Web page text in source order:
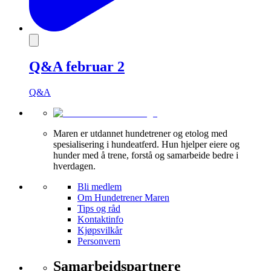
Q&A februar 2
Q&A
Maren er utdannet hundetrener og etolog med
spesialisering i hundeatferd. Hun hjelper eiere og
hunder med å trene, forstå og samarbeide bedre i
hverdagen.
Bli medlem
Om Hundetrener Maren
Tips og råd
Kontaktinfo
Kjøpsvilkår
Personvern
Samarbeidspartnere